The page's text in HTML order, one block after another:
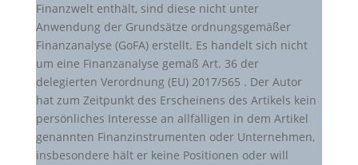
Finanzwelt enthält, sind diese nicht unter
Anwendung der Grundsätze ordnungsgemäßer
Finanzanalyse (GoFA) erstellt. Es handelt sich nicht
um eine Finanzanalyse gemäß Art. 36 der
delegierten Verordnung (EU) 2017/565 . Der Autor
hat zum Zeitpunkt des Erscheinens des Artikels kein
persönliches Interesse an allfälligen in dem Artikel
genannten Finanzinstrumenten oder Unternehmen,
insbesondere hält er keine Positionen oder will